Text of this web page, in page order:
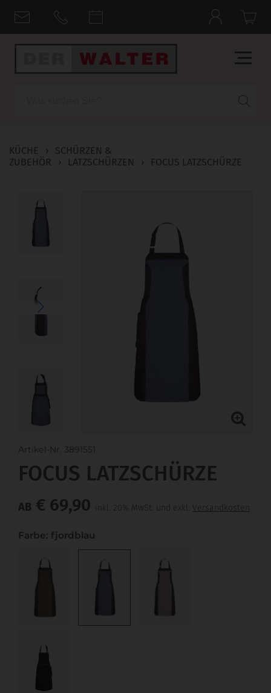
KÜCHE ›
SCHÜRZEN &
ZUBEHÖR
› LATZSCHÜRZEN › FOCUS LATZSCHÜRZE
Artikel-Nr. 3891551
FOCUS LATZSCHÜRZE
AB € 69,90 inkl. 20% MwSt. und exkl. Versandkosten
Farbe: fjordblau